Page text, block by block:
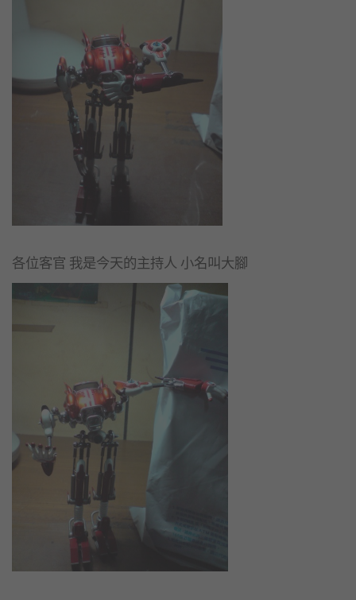
各位客官 我是今天的主持人 小名叫大腳